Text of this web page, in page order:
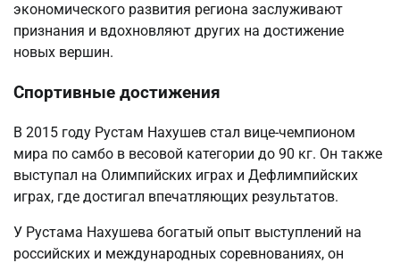
экономического развития региона заслуживают
признания и вдохновляют других на достижение
новых вершин.
Спортивные достижения
В 2015 году Рустам Нахушев стал вице-чемпионом
мира по самбо в весовой категории до 90 кг. Он также
выступал на Олимпийских играх и Дефлимпийских
играх, где достигал впечатляющих результатов.
У Рустама Нахушева богатый опыт выступлений на
российских и международных соревнованиях, он